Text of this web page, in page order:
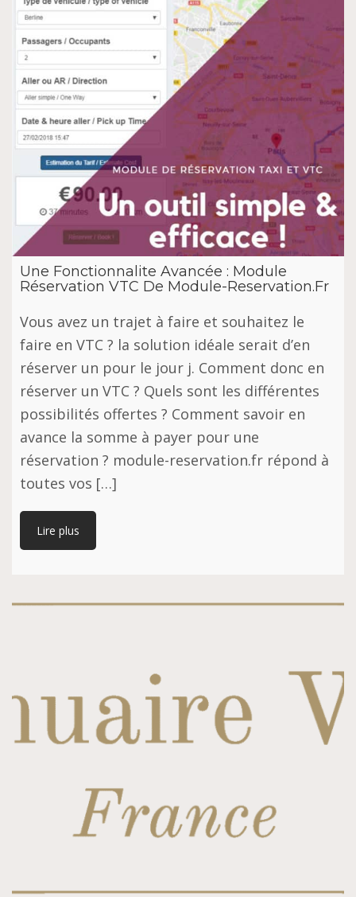
Une Fonctionnalite Avancée : Module
Réservation VTC De Module-Reservation.Fr
Vous avez un trajet à faire et souhaitez le
faire en VTC ? la solution idéale serait d’en
réserver un pour le jour j. Comment donc en
réserver un VTC ? Quels sont les différentes
possibilités offertes ? Comment savoir en
avance la somme à payer pour une
réservation ? module-reservation.fr répond à
toutes vos […]
Lire plus